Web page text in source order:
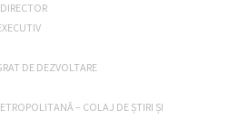
DE DEZVOLTARE
– COLAJ DE ȘTIRI ȘI